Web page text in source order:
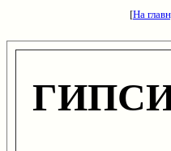
[На